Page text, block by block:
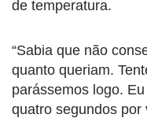
de temperatura.
“Sabia que não
quanto queriam.
parássemos logo.
quatro segundos